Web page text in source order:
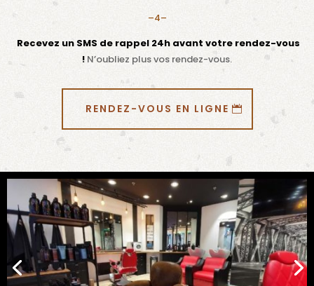
–4–
Recevez un SMS de rappel 24h avant votre rendez-vous
! N’oubliez plus vos rendez-vous.
RENDEZ-VOUS EN LIGNE